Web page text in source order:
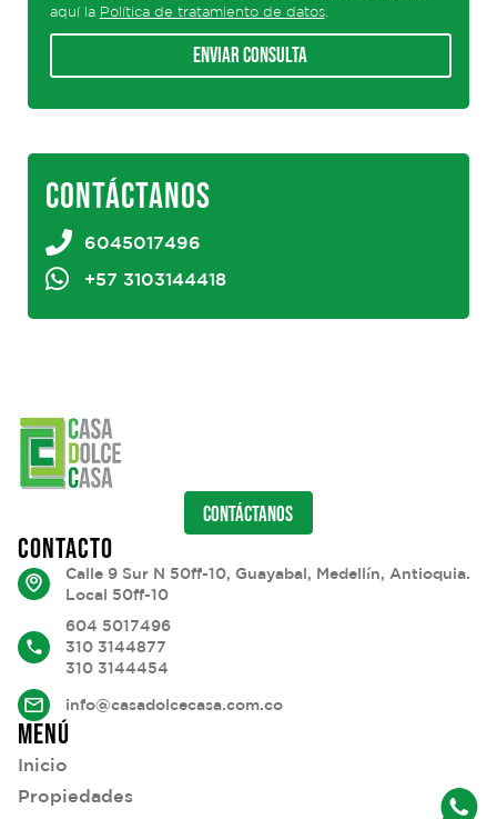
aquí la Política de tratamiento de datos.
Enviar consulta
CONTÁCTANOS
6045017496
+57 3103144418
CONTÁCTANOS
CONTACTO
Calle 9 Sur N 50ff-10, Guayabal, Medellín, Antioquia.
Local 50ff-10
604 5017496
310 3144877
310 3144454
info@casadolcecasa.com.co
MENÚ
Inicio
Propiedades